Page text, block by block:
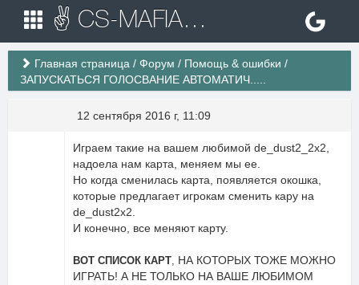
✌ CS-MAFIA.RU ✌ Игровые сервера Counter Strike 1.6
Главная страница / Форум / Помощь & ошибки /
ЗАПУСКАТЬСЯ ГОЛОСВАНИЕ АВТОМАТИЧ.....
12 сентября 2016 г, 11:09
Играем такие на вашем любимой de_dust2_2x2,
надоела нам карта, меняем мы ее.
Но когда сменилась карта, появляется окошка,
которые предлагает игрокам сменить кару на
de_dust2x2.
И конечно, все меняют карту.
ВОТ СПИСОК КАРТ, НА КОТОРЫХ ТОЖЕ МОЖНО
ИГРАТЬ! А НЕ ТОЛЬКО НА ВАШЕ ЛЮБИМОМ